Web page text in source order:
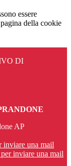
essere
della cookie
DI
AP
inviare una mail
inviare una mail